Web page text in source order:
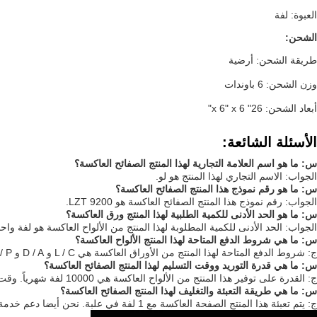
العبوة: لفة
الشحن:
طريقة الشحن: أرضية
وزن الشحن: 6 باوندات
أبعاد الشحن: 26" x 6" x 6"
الأسئلة الشائعة:
س: ما هو اسم العلامة التجارية لهذا المنتج الصفائح العاكسة؟
الجواب: الاسم التجاري لهذا المنتج هو لو.
س: ما هو رقم نموذج هذا المنتج الصفائح العاكسة؟
الجواب: رقم نموذج هذا المنتج الصفائح العاكسة هو LZT 9200.
س: ما هو الحد الأدنى للكمية الطلبية لهذا المنتج ورق العاكسة؟
الجواب: الحد الأدنى للكمية المطلوبة لهذا المنتج من الألواح العاكسة هو لفة
س: ما هي شروط الدفع المتاحة لهذا المنتج الألواح العاكسة؟
ج: شروط الدفع المتاحة لهذا المنتج من الأوراق العاكسة هي L / C و D / A و D / P و T / T و Western Union و MoneyGram.
س: ما هي قدرة التوريد ووقت التسليم لهذا المنتج الصفائح العاكسة؟
ج: القدرة على توفير هذا المنتج من الألواح العاكسة هي 10000 لفة شهرياً. وقت التسليم هو 20 لفة في 3 أيام ، 200 لفة في 7 أيام ، و 2000 لفة في 12 يومًا.
س: ما هي طريقة التعبئة والتغليف لهذا المنتج الصفائح العاكسة؟
ج: يتم تعبئة هذا المنتج الصفحة العاكسة مع 1 لفة في علبة. نحن أيضا دعم خدمة تخصيص التعبئة والتغليف.